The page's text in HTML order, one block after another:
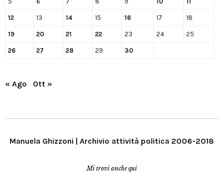
12 13 14 15 16 17 18
19 20 21 22 23 24 25
26 27 28 29 30
« Ago Ott »
Manuela Ghizzoni | Archivio attività politica 2006-2018
Mi trovi anche qui